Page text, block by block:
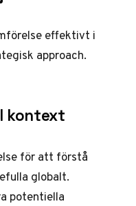
effektivt i
approach.
kontext
för att förstå
globalt.
potentiella